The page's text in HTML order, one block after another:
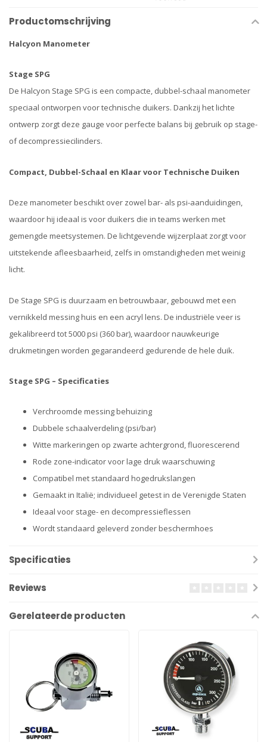
Productomschrijving
Halcyon Manometer
Stage SPG
De Halcyon Stage SPG is een compacte, dubbel-schaal manometer
speciaal ontworpen voor technische duikers. Dankzij het lichte
ontwerp zorgt deze gauge voor perfecte balans bij gebruik op stage-
of decompressiecilinders.
Compact, Dubbel-Schaal en Klaar voor Technische Duiken
Deze manometer beschikt over zowel bar- als psi-aanduidingen,
waardoor hij ideaal is voor duikers die in teams werken met
gemengde meetsystemen. De lichtgevende wijzerplaat zorgt voor
uitstekende afleesbaarheid, zelfs in omstandigheden met weinig
licht.
De Stage SPG is duurzaam en betrouwbaar, gebouwd met een
vernikkeld messing huis en een acryl lens. De industriële veer is
gekalibreerd tot 5000 psi (360 bar), waardoor nauwkeurige
drukmetingen worden gegarandeerd gedurende de hele duik.
Stage SPG – Specificaties
Verchroomde messing behuizing
Dubbele schaalverdeling (psi/bar)
Witte markeringen op zwarte achtergrond, fluorescerend
Rode zone-indicator voor lage druk waarschuwing
Compatibel met standaard hogedrukslangen
Gemaakt in Italië; individueel getest in de Verenigde Staten
Ideaal voor stage- en decompressieflessen
Wordt standaard geleverd zonder beschermhoes
Specificaties
Reviews
Gerelateerde producten